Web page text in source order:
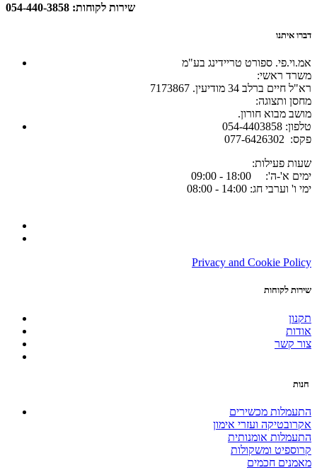
שירות לקוחות: 054-440-3858
דברו איתנו
אמ.וי.פי. ספורט טריידינג בע"מ
:משרד ראשי
רא"ל חיים ברלב 34 מודיעין. 7173867
:מחסן ותצוגה
.מושב מבוא חורון
054-4403858 :טלפון
077-6426302 :פקס
:שעות פעילות
ימים א'-ה': 18:00 - 09:00
ימי ו' וערבי חג: 14:00 - 08:00
Privacy and Cookie Policy
שירות לקוחות
תקנון
אודות
צור קשר
התעמלות מכשירים
אקרובטיקה ועזרי אימון
התעמלות אומנותית
קרוספיט ומשקולות
מאמנים חכמים